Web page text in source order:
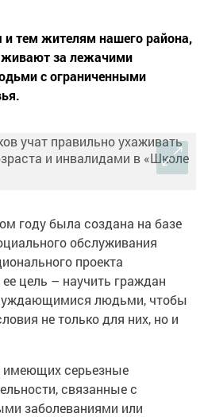
тем жителям нашего района,
за лежачими
с ограниченными
году была создана на базе
обслуживания
проекта
цель – научить граждан
людьми, чтобы
не только для них, но и
имеющих серьезные
связанные с
заболеваниями или